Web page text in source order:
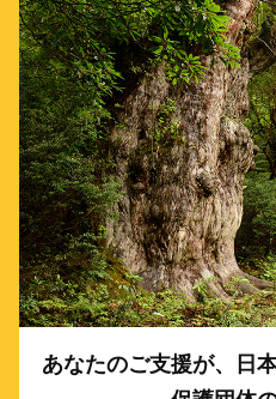
あなたのご支援が、日